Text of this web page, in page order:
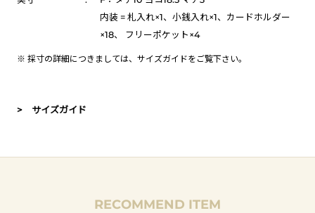
内装 = 札入れ×1、小銭入れ×1、カードホルダー
×18、 フリーポケット×4
※ 採寸の詳細につきましては、 サイズガイドをご覧下さい。
> サイズガイド
RECOMMEND ITEM